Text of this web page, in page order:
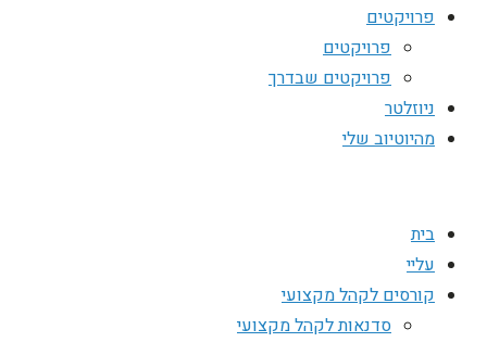
פרויקטים
פרויקטים
פרויקטים שבדרך
ניוזלטר
מהיוטיוב שלי
בית
עליי
קורסים לקהל מקצועי
סדנאות לקהל מקצועי